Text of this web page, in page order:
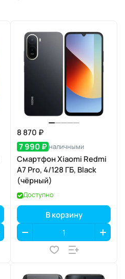
8 870 ₽
7 990 ₽ наличными
Смартфон Xiaomi Redmi
A7 Pro, 4/128 ГБ, Black
(чёрный)
Доступно
В корзину